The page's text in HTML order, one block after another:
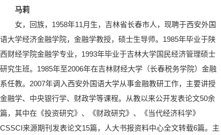
马莉
女，回族，1958年11月生，吉林省长春市人，现聘于西安外国
语大学经济金融学院，金融学教授，硕士生导师。1985年毕业于陕
西财经学院金融学专业，1993年毕业于吉林大学国民经济管理硕士
研究生班。1985年至2006年在吉林财经大学（长春税务学院）金融
系任教。2007年调入西安外国语大学从事金融教研工作，主要讲授
金融学、中央银行学、财政学等课程。从教以来公开发表论文50余
篇，其中在《投资研究》、《财政研究》、《当代经济科学》
CSSCI来源期刊发表论文15篇，人大书报资料中心全文转载6篇。主